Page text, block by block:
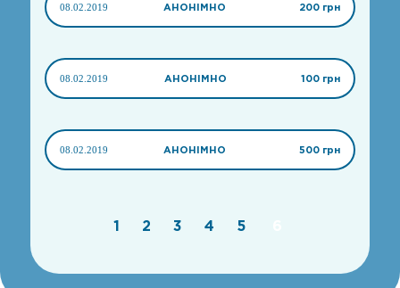
08.02.2019 АНОНІМНО 200 грн
08.02.2019 АНОНІМНО 100 грн
08.02.2019 АНОНІМНО 500 грн
1 2 3 4 5